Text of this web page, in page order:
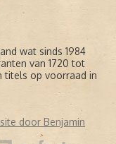
wat sinds 1984
van 1720 tot
titels op voorraad in
door Benjamin